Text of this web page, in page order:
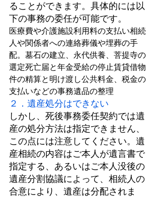
ることができます。具体的には以
下の事務の委任が可能です。
医療費や介護施設利用料の支払い相続
人や関係者への連絡葬儀や埋葬の手
配。墓石の建立、永代供養、菩提寺の
選定死亡届と年金受給の停止賃貸借物
件の精算と明け渡し公共料金、税金の
支払いなどの事務遺品の整理
２．遺産処分はできない
しかし、死後事務委任契約では遺
産の処分方法は指定できません、
この点には注意してください。遺
産相続の内容はご本人が遺言書で
指定する、あるいはご本人没後の
遺産分割協議によって、相続人の
合意により、遺産は分配されま